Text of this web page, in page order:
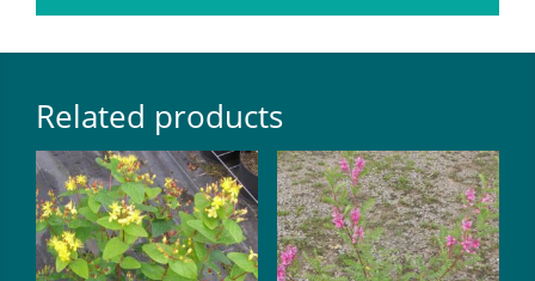
Related products